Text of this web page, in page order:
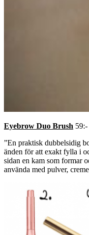
Eyebrow Duo Brush 59:-
”En praktisk dubbelsidig
änden för att exakt fylla i
sidan en kam som formar
använda med pulver,